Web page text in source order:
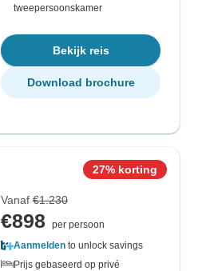
tweepersoonskamer
Bekijk reis
Download brochure
27% korting
Vanaf €1.230
€898
per persoon
Aanmelden to unlock savings
Prijs gebaseerd op privé